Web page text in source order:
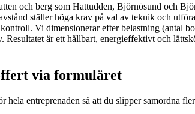
och berg som Hattudden, Björnösund och
ställer höga krav på val av teknik och
Vi dimensionerar efter belastning (antal
är ett hållbart, energieffektivt och
via formuläret
entreprenaden så att du slipper samordna